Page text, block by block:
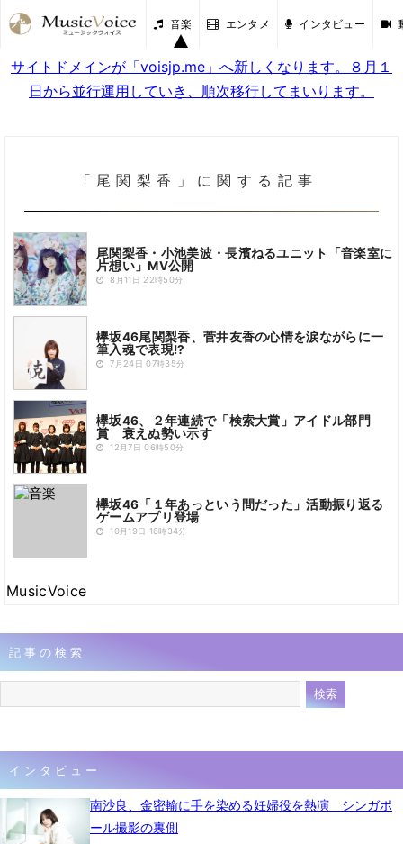
音楽 エンタメ インタビュー
サイトドメインが「voisjp.me」へ新しくなります。８月１
日から並行運用していき、順次移行してまいります。
「尾関梨香」に関する記事
尾関梨香・小池美波・長濱ねるユニット「音楽室に
片想い」MV公開
8月11日 22時50分
欅坂46尾関梨香、菅井友香の心情を涙ながらに一
筆入魂で表現!?
7月24日 07時35分
欅坂46、２年連続で「検索大賞」アイドル部門
賞 衰えぬ勢い示す
12月7日 06時50分
欅坂46「１年あっという間だった」活動振り返る
ゲームアプリ登場
10月19日 16時34分
MusicVoice
記事の検索
インタビュー
南沙良、金密輸に手を染める妊婦役を熱演 シンガポ
ール撮影の裏側